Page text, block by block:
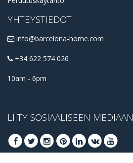
YHTEYSTIEDOT
info@barcelona-home.com
+34 622 574 026
10am - 6pm
LIITY SOSIAALISEEN MEDIAAN